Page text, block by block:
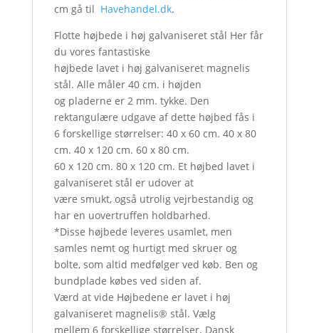
cm gå til Havehandel.dk.
Flotte højbede i høj galvaniseret stål Her får
du vores fantastiske
højbede lavet i høj galvaniseret magnelis
stål. Alle måler 40 cm. i højden
og pladerne er 2 mm. tykke. Den
rektangulære udgave af dette højbed fås i
6 forskellige størrelser: 40 x 60 cm. 40 x 80
cm. 40 x 120 cm. 60 x 80 cm.
60 x 120 cm. 80 x 120 cm. Et højbed lavet i
galvaniseret stål er udover at
være smukt, også utrolig vejrbestandig og
har en uovertruffen holdbarhed.
*Disse højbede leveres usamlet, men
samles nemt og hurtigt med skruer og
bolte, som altid medfølger ved køb. Ben og
bundplade købes ved siden af.
Værd at vide Højbedene er lavet i høj
galvaniseret magnelis® stål. Vælg
mellem 6 forskellige størrelser. Dansk